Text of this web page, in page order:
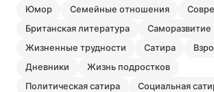
юмор семейные отношения
британская литература
саморазвитие
жизненные трудности
сатира
дневники
жизнь подростков
политическая сатира
социальная